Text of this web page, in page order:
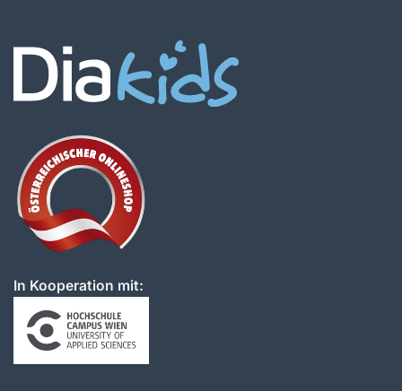
In Kooperation mit: